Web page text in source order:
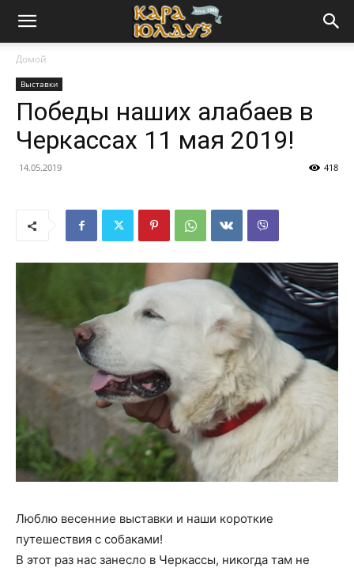
Домой
Выставки
Победы наших алабаев в
Черкассах 11 мая 2019!
14.05.2019 418
Люблю весенние выставки и наши короткие
путешествия с собаками!
В этот раз нас занесло в Черкассы, никогда там не